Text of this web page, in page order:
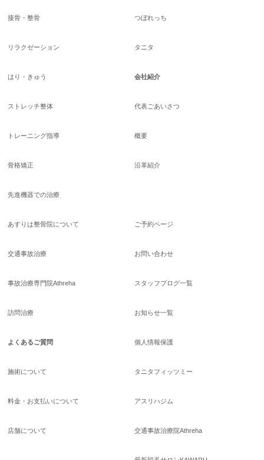
接骨・整骨
リラクゼーション
はり・きゅう
ストレッチ整体
トレーニング指導
骨格矯正
先進機器での治療
つぼれっち
タニタ
会社紹介
代表ごあいさつ
概要
沿革紹介
あすりは整骨院について
交通事故治療
事故治療専門院Athreha
訪問治療
よくあるご質問
施術について
料金・お支払いについて
店舗について
ご予約ページ
お問い合わせ
スタッフブログ一覧
お知らせ一覧
個人情報保護
タニタフィッツミー
アスリハジム
交通事故治療院Athreha